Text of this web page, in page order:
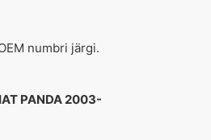
numbri järgi.
PANDA 2003-